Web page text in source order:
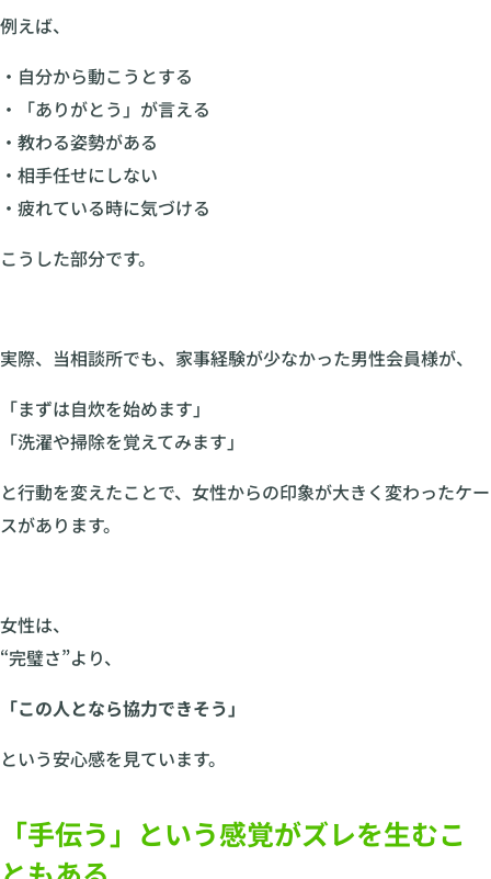
例えば、
・自分から動こうとする
・「ありがとう」が言える
・教わる姿勢がある
・相手任せにしない
・疲れている時に気づける
こうした部分です。
実際、当相談所でも、家事経験が少なかった男性会員様が、
「まずは自炊を始めます」
「洗濯や掃除を覚えてみます」
と行動を変えたことで、女性からの印象が大きく変わったケー
スがあります。
女性は、
“完璧さ”より、
「この人となら協力できそう」
という安心感を見ています。
「手伝う」という感覚がズレを生むこ